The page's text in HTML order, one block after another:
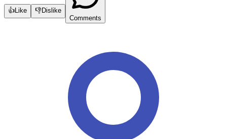
👍Like 👎Dislike
Comments